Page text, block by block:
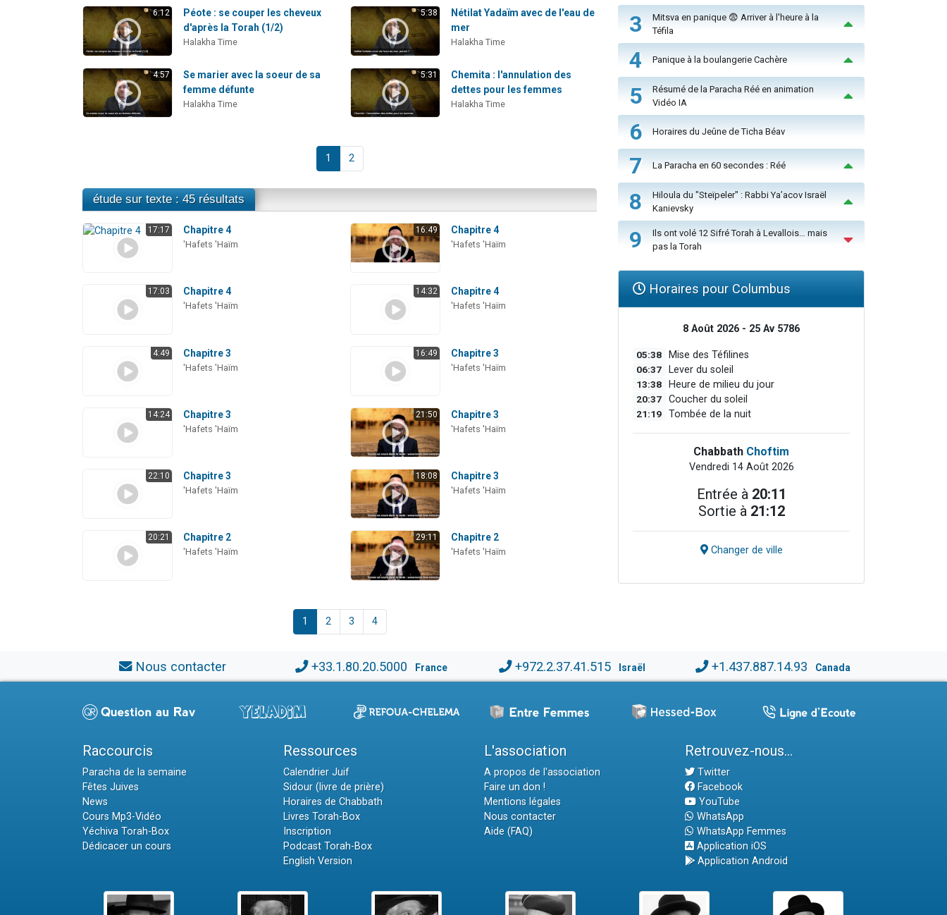
6:12
Péote : se couper les cheveux
d'après la Torah (1/2)
Halakha Time
5:38
Nétilat Yadaïm avec de l'eau de
mer
Halakha Time
4:57
Se marier avec la soeur de sa
femme défunte
Halakha Time
5:31
Chemita : l'annulation des
dettes pour les femmes
Halakha Time
1 2
étude sur texte : 45 résultats
17:17 Chapitre 4
'Hafets 'Haïm
16:49 Chapitre 4
'Hafets 'Haïm
17:03 Chapitre 4
'Hafets 'Haïm
14:32 Chapitre 4
'Hafets 'Haïm
4:49 Chapitre 3
'Hafets 'Haïm
16:49 Chapitre 3
'Hafets 'Haïm
14:24 Chapitre 3
'Hafets 'Haïm
21:50 Chapitre 3
'Hafets 'Haïm
22:10 Chapitre 3
'Hafets 'Haïm
18:08 Chapitre 3
'Hafets 'Haïm
20:21 Chapitre 2
'Hafets 'Haïm
29:11 Chapitre 2
'Hafets 'Haïm
1 2 3 4
3
Mitsva en panique 😨 Arriver à l'heure à la
Téfila
4 Panique à la boulangerie Cachère
5
Résumé de la Paracha Réé en animation
Vidéo IA
6 Horaires du Jeûne de Ticha Béav
7 La Paracha en 60 secondes : Réé
8
Hiloula du "Steïpeler" : Rabbi Ya’acov Israël
Kanievsky
9
Ils ont volé 12 Sifré Torah à Levallois… mais
pas la Torah
Horaires pour Columbus
8 Août 2026 - 25 Av 5786
05:38 Mise des Téfilines
06:37 Lever du soleil
13:38 Heure de milieu du jour
20:37 Coucher du soleil
21:19 Tombée de la nuit
Chabbath Choftim
Vendredi 14 Août 2026
Entrée à 20:11
Sortie à 21:12
Changer de ville
Nous contacter +33.1.80.20.5000 France +972.2.37.41.515 Israël +1.437.887.14.93 Canada
Raccourcis
Paracha de la semaine
Fêtes Juives
News
Cours Mp3-Vidéo
Yéchiva Torah-Box
Dédicacer un cours
Ressources
Calendrier Juif
Sidour (livre de prière)
Horaires de Chabbath
Livres Torah-Box
Inscription
Podcast Torah-Box
English Version
L'association
A propos de l'association
Faire un don !
Mentions légales
Nous contacter
Aide (FAQ)
Retrouvez-nous...
Twitter
Facebook
YouTube
WhatsApp
WhatsApp Femmes
Application iOS
Application Android